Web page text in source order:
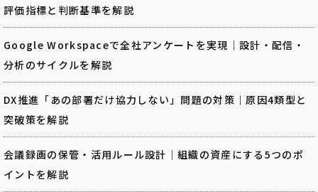
評価指標と判断基準を解説
Google Workspaceで全社アンケートを実現｜設計・配信・
分析のサイクルを解説
DX推進「あの部署だけ協力しない」問題の対策｜原因4類型と
突破策を解説
会議録画の保管・活用ルール設計｜組織の資産にする5つのポ
イントを解説